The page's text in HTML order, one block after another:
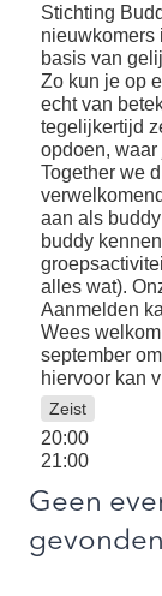
Stichting
nieuwkomers
basis van
Zo kun je op
echt van
tegelijkertijd
opdoen,
Together we
aan als
buddy
alles wat).
Aanmelden
Wees
september
hiervoor kan
Zeist
20:00
21:00
Geen